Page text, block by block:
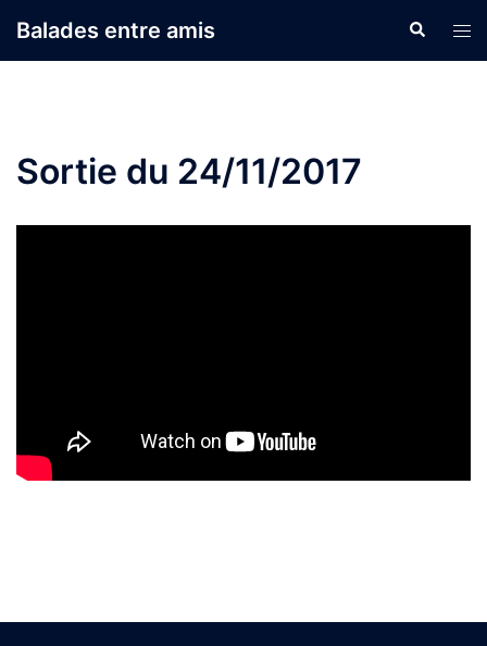
auBalades entre amis
le
Sortie du 24/11/2017